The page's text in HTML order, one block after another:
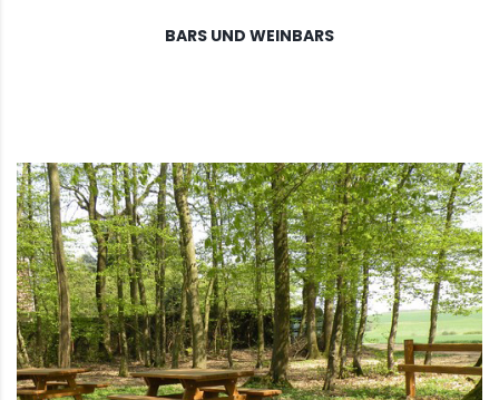
BARS UND WEINBARS